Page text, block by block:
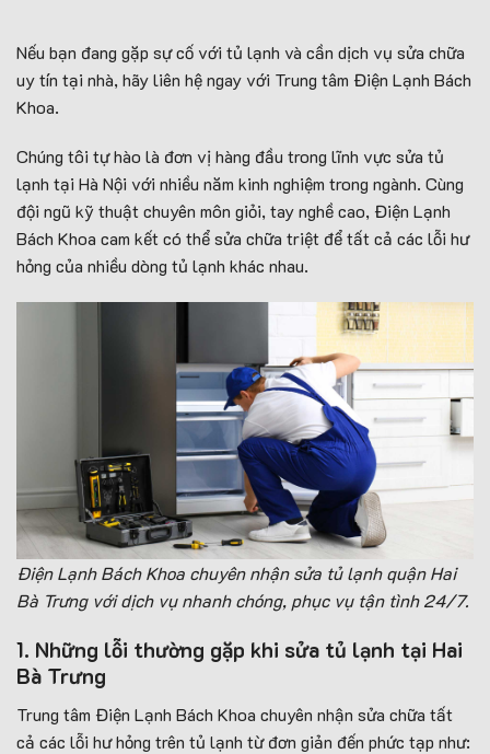
Nếu bạn đang gặp sự cố với tủ lạnh và cần dịch vụ sửa chữa
uy tín tại nhà, hãy liên hệ ngay với Trung tâm Điện Lạnh Bách
Khoa.
Chúng tôi tự hào là đơn vị hàng đầu trong lĩnh vực sửa tủ
lạnh tại Hà Nội với nhiều năm kinh nghiệm trong ngành. Cùng
đội ngũ kỹ thuật chuyên môn giỏi, tay nghề cao, Điện Lạnh
Bách Khoa cam kết có thể sửa chữa triệt để tất cả các lỗi hư
hỏng của nhiều dòng tủ lạnh khác nhau.
Điện Lạnh Bách Khoa chuyên nhận sửa tủ lạnh quận Hai
Bà Trưng với dịch vụ nhanh chóng, phục vụ tận tình 24/7.
1. Những lỗi thường gặp khi sửa tủ lạnh tại Hai
Bà Trưng
Trung tâm Điện Lạnh Bách Khoa chuyên nhận sửa chữa tất
cả các lỗi hư hỏng trên tủ lạnh từ đơn giản đến phức tạp như: